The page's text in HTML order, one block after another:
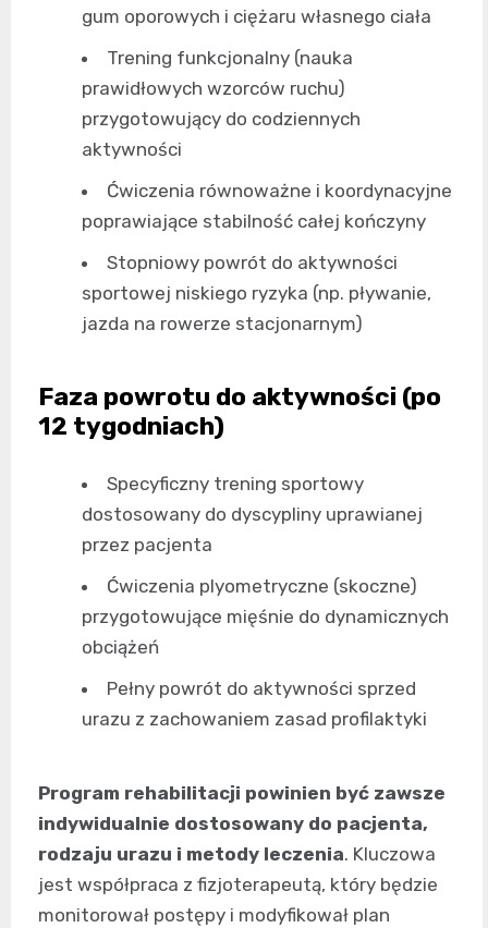
gum oporowych i ciężaru własnego ciała
Trening funkcjonalny (nauka
prawidłowych wzorców ruchu)
przygotowujący do codziennych
aktywności
Ćwiczenia równoważne i koordynacyjne
poprawiające stabilność całej kończyny
Stopniowy powrót do aktywności
sportowej niskiego ryzyka (np. pływanie,
jazda na rowerze stacjonarnym)
Faza powrotu do aktywności (po
12 tygodniach)
Specyficzny trening sportowy
dostosowany do dyscypliny uprawianej
przez pacjenta
Ćwiczenia plyometryczne (skoczne)
przygotowujące mięśnie do dynamicznych
obciążeń
Pełny powrót do aktywności sprzed
urazu z zachowaniem zasad profilaktyki
Program rehabilitacji powinien być zawsze
indywidualnie dostosowany do pacjenta,
rodzaju urazu i metody leczenia. Kluczowa
jest współpraca z fizjoterapeutą, który będzie
monitorował postępy i modyfikował plan